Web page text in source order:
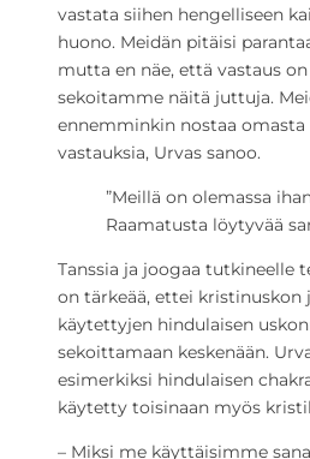
vastata siihen hengelliseen
huono. Meidän pitäisi
mutta en näe, että vastaus
sekoitamme näitä juttuja.
ennemminkin nostaa
vastauksia, Urvas sanoo.
”Meillä on olemassa
Raamatusta löytyvää
Tanssia ja joogaa tutkineelle
on tärkeää, ettei kristinuskon
käytettyjen hindulaisen
sekoittamaan keskenään.
esimerkiksi hindulaisen
käytetty toisinaan myös
– Miksi me käyttäisimme